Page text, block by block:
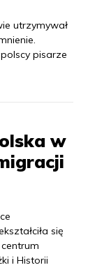
utrzymywał
pisarze
w
się
i Historii